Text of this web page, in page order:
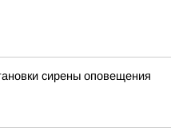
сирены оповещения